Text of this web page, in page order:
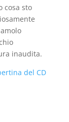
cosa sto
inaudita.